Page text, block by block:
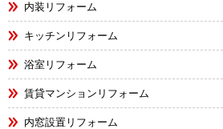
内装リフォーム
キッチンリフォーム
浴室リフォーム
賃貸マンションリフォーム
内窓設置リフォーム